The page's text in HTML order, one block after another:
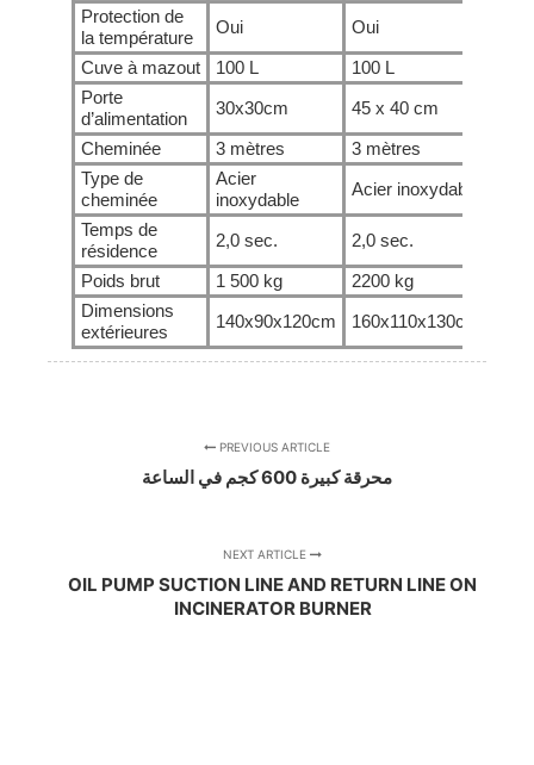
Protection de
la température
Oui Oui
Cuve à mazout
100 L 100 L
Porte
d’alimentation
30x30cm 45 x 40 cm
Cheminée
3 mètres 3 mètres
Type de
cheminée
Acier
inoxydable
Acier inoxydable
Temps de
résidence
2,0 sec. 2,0 sec.
Poids brut
1 500 kg 2200 kg
Dimensions
extérieures
140x90x120cm 160x110x130cm
PREVIOUS ARTICLE
محرقة كبيرة 600 كجم في الساعة
NEXT ARTICLE
OIL PUMP SUCTION LINE AND RETURN LINE ON
INCINERATOR BURNER